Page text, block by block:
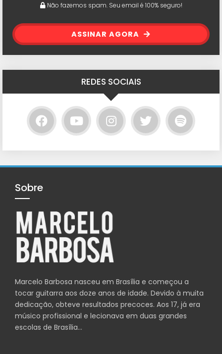
Não fazemos spam. Seu email é 100% seguro!
ASSINAR AGORA
REDES SOCIAIS
Sobre
Marcelo Barbosa nasceu em Brasília e começou a
tocar guitarra aos doze anos de idade. Devido à muita
dedicação, obteve resultados precoces. Aos 17, já era
músico profissional e lecionava em duas grandes
escolas de Brasília…